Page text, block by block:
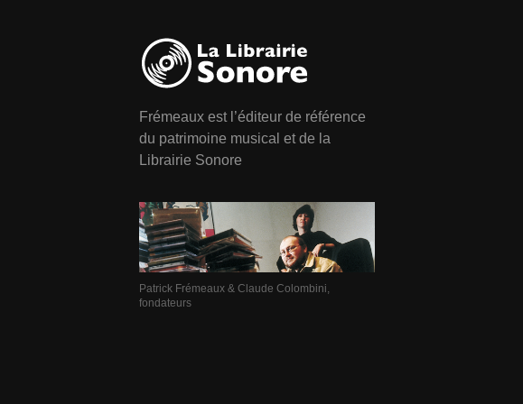
Frémeaux est l’éditeur de référence
du patrimoine musical et de la
Librairie Sonore
Patrick Frémeaux & Claude Colombini,
fondateurs